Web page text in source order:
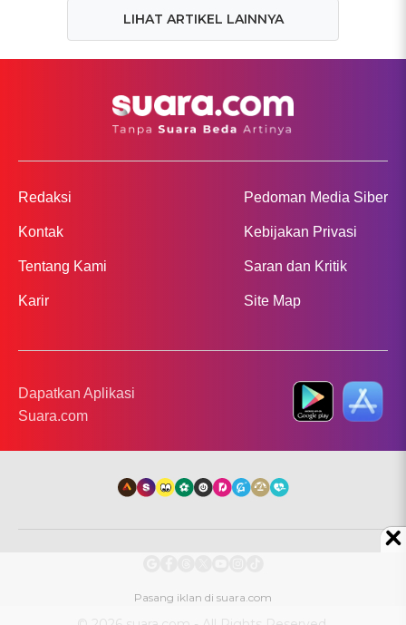
LIHAT ARTIKEL LAINNYA
Redaksi
Kontak
Tentang Kami
Karir
Pedoman Media Siber
Kebijakan Privasi
Saran dan Kritik
Site Map
Dapatkan Aplikasi
Suara.com